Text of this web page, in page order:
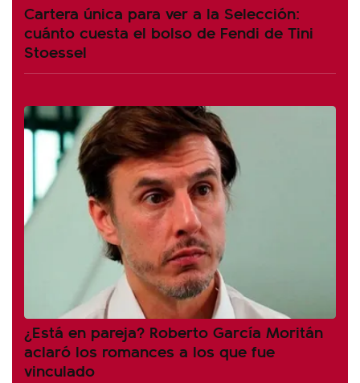
Cartera única para ver a la Selección:
cuánto cuesta el bolso de Fendi de Tini
Stoessel
¿Está en pareja? Roberto García Moritán
aclaró los romances a los que fue
vinculado